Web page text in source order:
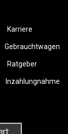
Karriere
Gebrauchtwagen
Ratgeber
Inzahlungnahme